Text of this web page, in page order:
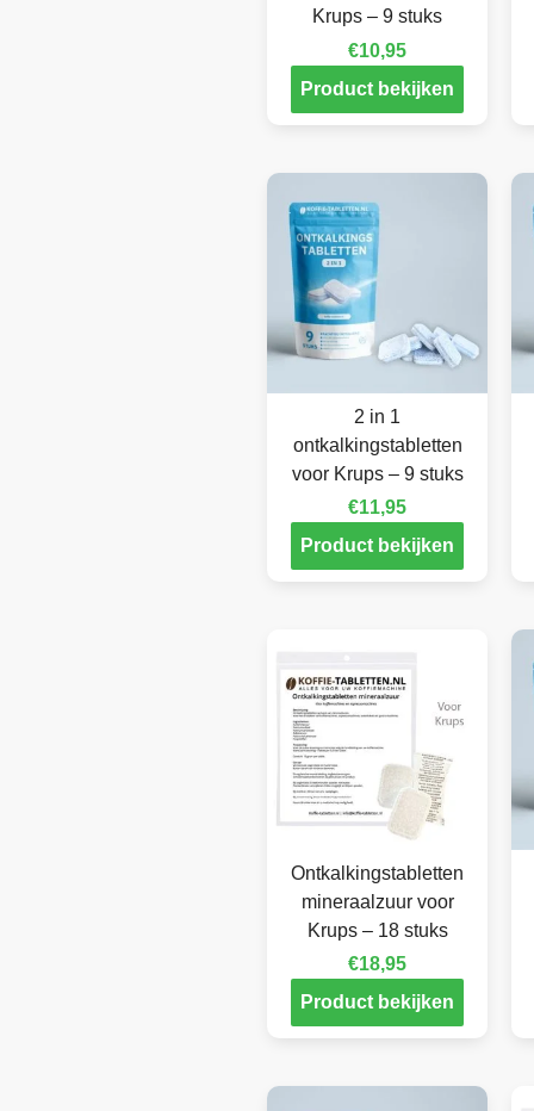
Krups – 9 stuks
€10,95
Product bekijken
2 in 1
ontkalkingstabletten
voor Krups – 9 stuks
€11,95
Product bekijken
Ontkalkingstabletten
mineraalzuur voor
Krups – 18 stuks
€18,95
Product bekijken